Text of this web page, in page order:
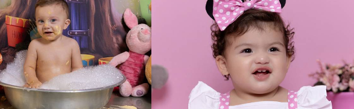
184 0 194